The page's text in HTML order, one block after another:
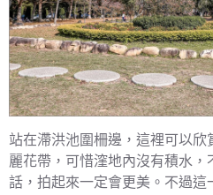
站在滯洪池圍柵邊，這裡可以
麗花帶，可惜漥地內沒有積水，
話，拍起來一定會更美。不過這